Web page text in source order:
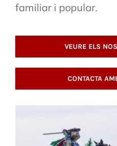
familiar i popular.
VEURE ELS
CONTACTA